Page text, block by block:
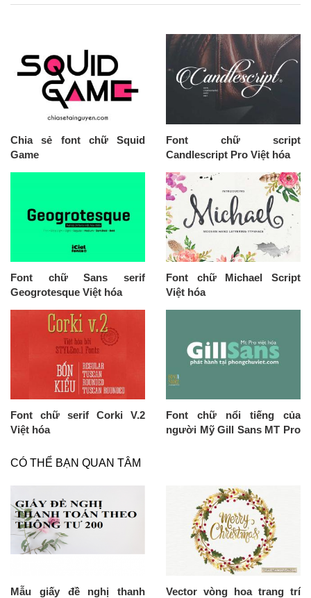
Chia sẻ font chữ Squid
Game
Font chữ script
Candlescript Pro Việt hóa
Font chữ Sans serif
Geogrotesque Việt hóa
Font chữ Michael Script
Việt hóa
Font chữ serif Corki V.2
Việt hóa
Font chữ nổi tiếng của
người Mỹ Gill Sans MT Pro
CÓ THỂ BẠN QUAN TÂM
Mẫu giấy đề nghị thanh
Vector vòng hoa trang trí